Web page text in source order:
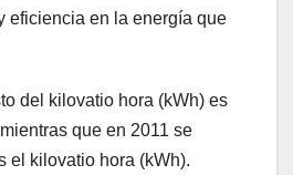
eficiencia en la energía que
del kilovatio hora (kWh) es
que en 2011 se
el kilovatio hora (kWh).